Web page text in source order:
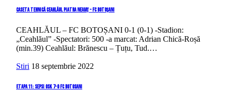
Caseta tehnică Ceahlăul Piatra Neamț – FC Botoșani
CEAHLĂUL – FC BOTOȘANI 0-1 (0-1) -Stadion:
„Ceahlăul” -Spectatori: 500 -a marcat: Adrian Chică-Roșă
(min.39) Ceahlăul: Brănescu – Țuțu, Tud.…
Stiri 18 septembrie 2022
Etapa 11: Sepsi OSK 7-0 FC Botosani